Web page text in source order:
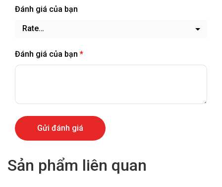
Đánh giá của bạn
Đánh giá của bạn *
Sản phẩm liên quan